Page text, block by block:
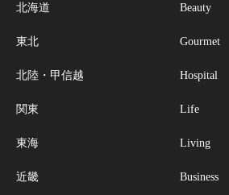
北海道
東北
北陸・甲信越
関東
東海
近畿
Beauty
Gourmet
Hospital
Life
Living
Business